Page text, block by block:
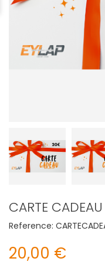
CARTE CADEAU
Reference:
20,00 €